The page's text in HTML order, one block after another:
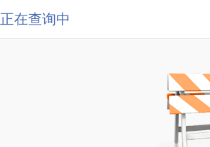
正在查询中